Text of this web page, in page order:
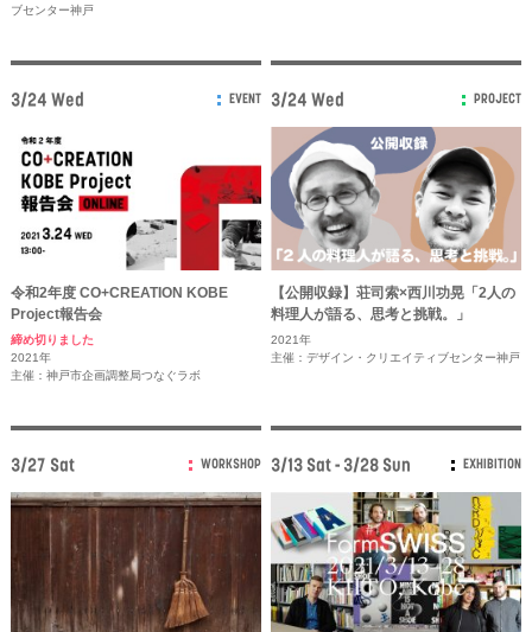
ブセンター神戸
3/24 Wed EVENT
令和2年度 CO+CREATION KOBE
Project報告会
締め切りました
2021年
主催：神戸市企画調整局つなぐラボ
3/24 Wed PROJECT
【公開収録】荘司索×西川功晃「2人の
料理人が語る、思考と挑戦。」
2021年
主催：デザイン・クリエイティブセンター神戸
3/27 Sat WORKSHOP 3/13 Sat - 3/28 Sun EXHIBITION